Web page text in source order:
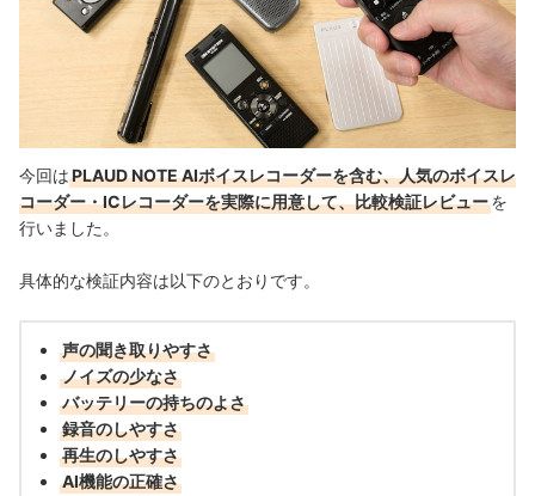
今回はPLAUD NOTE AIボイスレコーダーを含む、人気のボイスレ
コーダー・ICレコーダーを実際に用意して、比較検証レビューを
行いました。
具体的な検証内容は以下のとおりです。
声の聞き取りやすさ
ノイズの少なさ
バッテリーの持ちのよさ
録音のしやすさ
再生のしやすさ
AI機能の正確さ